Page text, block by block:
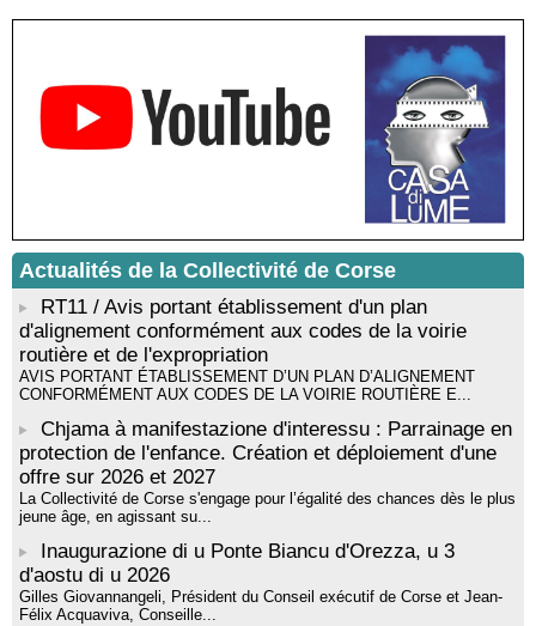
livre « La ballade du pendu du Niolu» - Mediateca territuriale di
Mise en musique d’un livre jeunesse par Annik Meschinet,
musicienne pédagogue : Ateliers d’expression sonore, vocale,
rythmique et corporelle - Mediateca territuriale di Santa Lucia di
Tallà
! Événement reporté ! Cycle de conférences peinture animé
par Alexandre Dominati - Mediateca territuriale di Santa Lucia di
Actualités de la Collectivité de Corse
RT11 / Avis portant établissement d'un plan
d'alignement conformément aux codes de la voirie
routière et de l'expropriation
AVIS PORTANT ÉTABLISSEMENT D’UN PLAN D’ALIGNEMENT
CONFORMÉMENT AUX CODES DE LA VOIRIE ROUTIÈRE E...
Chjama à manifestazione d'interessu : Parrainage en
protection de l'enfance. Création et déploiement d'une
offre sur 2026 et 2027
La Collectivité de Corse s'engage pour l’égalité des chances dès le plus
jeune âge, en agissant su...
Inaugurazione di u Ponte Biancu d'Orezza, u 3
d'aostu di u 2026
Gilles Giovannangeli, Président du Conseil exécutif de Corse et Jean-
Félix Acquaviva, Conseille...